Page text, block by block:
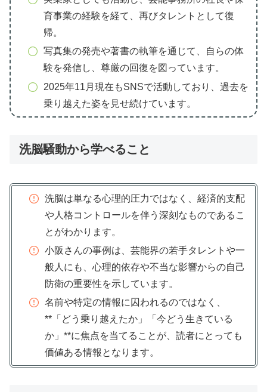
育事業の経験を経て、再びタレントとして復
帰。
写真集の発売や著書の執筆を通じて、自らの体
験を発信し、尊厳の回復を図っています。
2025年11月現在もSNSで活動しており、過去を
乗り越えた姿を見せ続けています。
洗脳騒動から学べること
洗脳は単なる心理的圧力ではなく、経済的支配
や人格コントロールを伴う深刻なものであるこ
とがわかります。
小阪さんの事例は、芸能界の若手タレントや一
般人にも、心理的依存や不当な影響からの自己
防衛の重要性を示しています。
名前や特定の情報に囚われるのではなく、
**「どう乗り越えたか」「今どう生きている
か」**に焦点を当てることが、読者にとっても
価値ある情報となります。